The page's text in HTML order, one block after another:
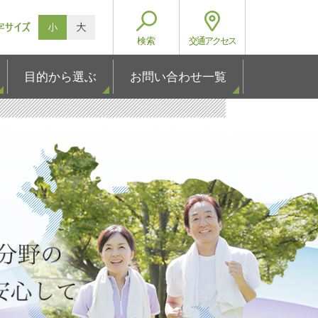
交通アクセス
検索
目的から選ぶ お問い合わせ一覧